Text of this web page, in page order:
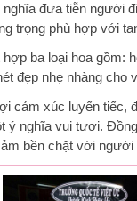
đưa tiễn người
trọng phù hợp với
ba loại hoa gồm:
đẹp nhẹ nhàng cho
cảm xúc luyến tiếc,
ý nghĩa vui tươi.
bền chặt với người